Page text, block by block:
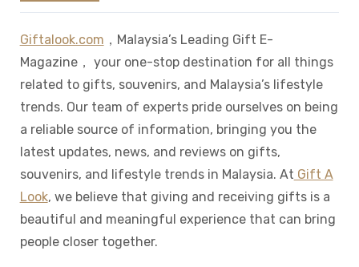
Giftalook.com ，Malaysia’s Leading Gift E-
Magazine， your one-stop destination for all things
related to gifts, souvenirs, and Malaysia’s lifestyle
trends. Our team of experts pride ourselves on being
a reliable source of information, bringing you the
latest updates, news, and reviews on gifts,
souvenirs, and lifestyle trends in Malaysia. At Gift A
Look, we believe that giving and receiving gifts is a
beautiful and meaningful experience that can bring
people closer together.